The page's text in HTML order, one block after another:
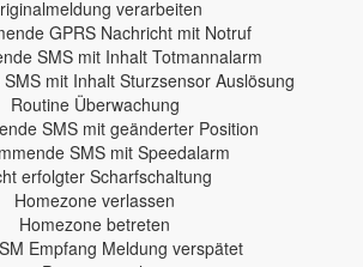
verarbeiten
GPRS Nachricht mit Notruf
SMS mit Inhalt Totmannalarm
mit Inhalt Sturzsensor Auslösung
Routine Überwachung
SMS mit geänderter Position
SMS mit Speedalarm
erfolgter Scharfschaltung
Homezone verlassen
Homezone betreten
Empfang Meldung verspätet